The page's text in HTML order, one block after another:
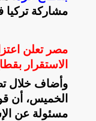
مشاركة تركيا
مصر تعلن
الاستقرار
وأضاف خلال
الخميس، أن
مسئولة عن